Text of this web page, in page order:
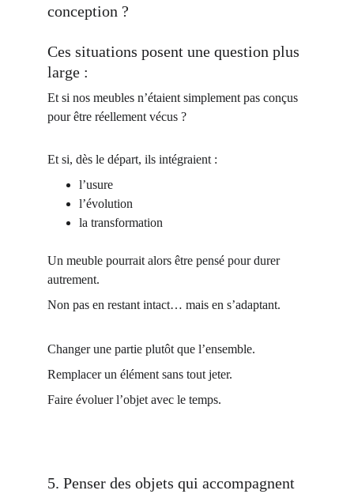
conception ?
Ces situations posent une question plus
large :
Et si nos meubles n’étaient simplement pas conçus
pour être réellement vécus ?
Et si, dès le départ, ils intégraient :
l’usure
l’évolution
la transformation
Un meuble pourrait alors être pensé pour durer
autrement.
Non pas en restant intact… mais en s’adaptant.
Changer une partie plutôt que l’ensemble.
Remplacer un élément sans tout jeter.
Faire évoluer l’objet avec le temps.
5. Penser des objets qui accompagnent